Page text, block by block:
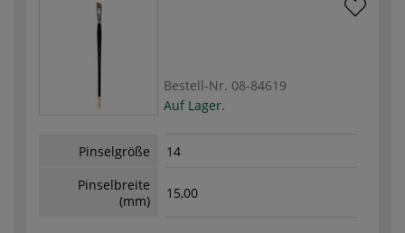
Bestell-Nr. 08-84619
Auf Lager.
Pinselgröße
14
Pinselbreite
(mm)
15,00